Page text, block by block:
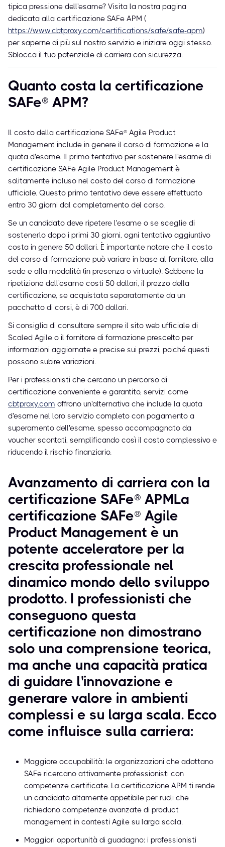
tipica pressione dell'esame? Visita la nostra pagina
dedicata alla certificazione SAFe APM (
https://www.cbtproxy.com/certifications/safe/safe-apm)
per saperne di più sul nostro servizio e iniziare oggi stesso.
Sblocca il tuo potenziale di carriera con sicurezza.
Quanto costa la certificazione
SAFe® APM?
Il costo della certificazione SAFe® Agile Product
Management include in genere il corso di formazione e la
quota d'esame. Il primo tentativo per sostenere l'esame di
certificazione SAFe Agile Product Management è
solitamente incluso nel costo del corso di formazione
ufficiale. Questo primo tentativo deve essere effettuato
entro 30 giorni dal completamento del corso.
Se un candidato deve ripetere l'esame o se sceglie di
sostenerlo dopo i primi 30 giorni, ogni tentativo aggiuntivo
costa in genere 50 dollari. È importante notare che il costo
del corso di formazione può variare in base al fornitore, alla
sede e alla modalità (in presenza o virtuale). Sebbene la
ripetizione dell'esame costi 50 dollari, il prezzo della
certificazione, se acquistata separatamente da un
pacchetto di corsi, è di 700 dollari.
Si consiglia di consultare sempre il sito web ufficiale di
Scaled Agile o il fornitore di formazione prescelto per
informazioni aggiornate e precise sui prezzi, poiché questi
possono subire variazioni.
Per i professionisti che cercano un percorso di
certificazione conveniente e garantito, servizi come
cbtproxy.com offrono un'alternativa che include la quota
d'esame nel loro servizio completo con pagamento a
superamento dell'esame, spesso accompagnato da
voucher scontati, semplificando così il costo complessivo e
riducendo il rischio finanziario.
Avanzamento di carriera con la
certificazione SAFe® APMLa
certificazione SAFe® Agile
Product Management è un
potente acceleratore per la
crescita professionale nel
dinamico mondo dello sviluppo
prodotto. I professionisti che
conseguono questa
certificazione non dimostrano
solo una comprensione teorica,
ma anche una capacità pratica
di guidare l'innovazione e
generare valore in ambienti
complessi e su larga scala. Ecco
come influisce sulla carriera:
Maggiore occupabilità: le organizzazioni che adottano
SAFe ricercano attivamente professionisti con
competenze certificate. La certificazione APM ti rende
un candidato altamente appetibile per ruoli che
richiedono competenze avanzate di product
management in contesti Agile su larga scala.
Maggiori opportunità di guadagno: i professionisti